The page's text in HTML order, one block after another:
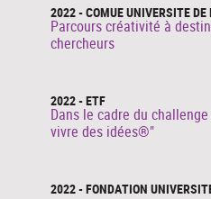
2022 - COMUE UNIVERSITE DE
Parcours créativité à
chercheurs
2022 - ETF
Dans le cadre du
vivre des idées®"
2022 - FONDATION